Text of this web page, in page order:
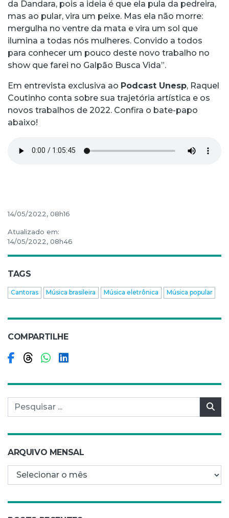
da Dandara, pois a ideia é que ela pula da pedreira,
mas ao pular, vira um peixe. Mas ela não morre:
mergulha no ventre da mata e vira um sol que
ilumina a todas nós mulheres. Convido a todos
para conhecer um pouco deste novo trabalho no
show que farei no Galpão Busca Vida”.
Em entrevista exclusiva ao Podcast Unesp, Raquel
Coutinho conta sobre sua trajetória artística e os
novos trabalhos de 2022. Confira o bate-papo
abaixo!
14/05/2022, 08h16
Atualizado em:
14/05/2022, 08h46
TAGS
Cantoras Música brasileira Música eletrônica Música popular
COMPARTILHE
Compartilhar no Facebook
Compartilhar no Threads
Compartilhar no WhatsApp
Compartilhar no LinkedIn
Pesquisar por:
ARQUIVO MENSAL
Arquivo mensal